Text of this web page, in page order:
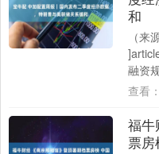
和
（
融资
4.74
查看：
福牛
票